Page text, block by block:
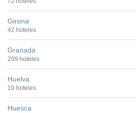
Girona
42 hoteles
Granada
299 hoteles
Huelva
10 hoteles
Huesca